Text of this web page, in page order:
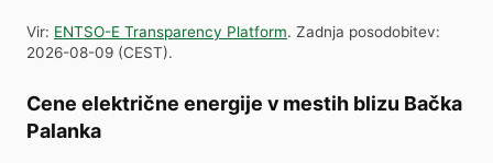
Vir: ENTSO-E Transparency Platform. Zadnja posodobitev:
2026-08-09 (CEST).
Cene električne energije v mestih blizu Bačka
Palanka